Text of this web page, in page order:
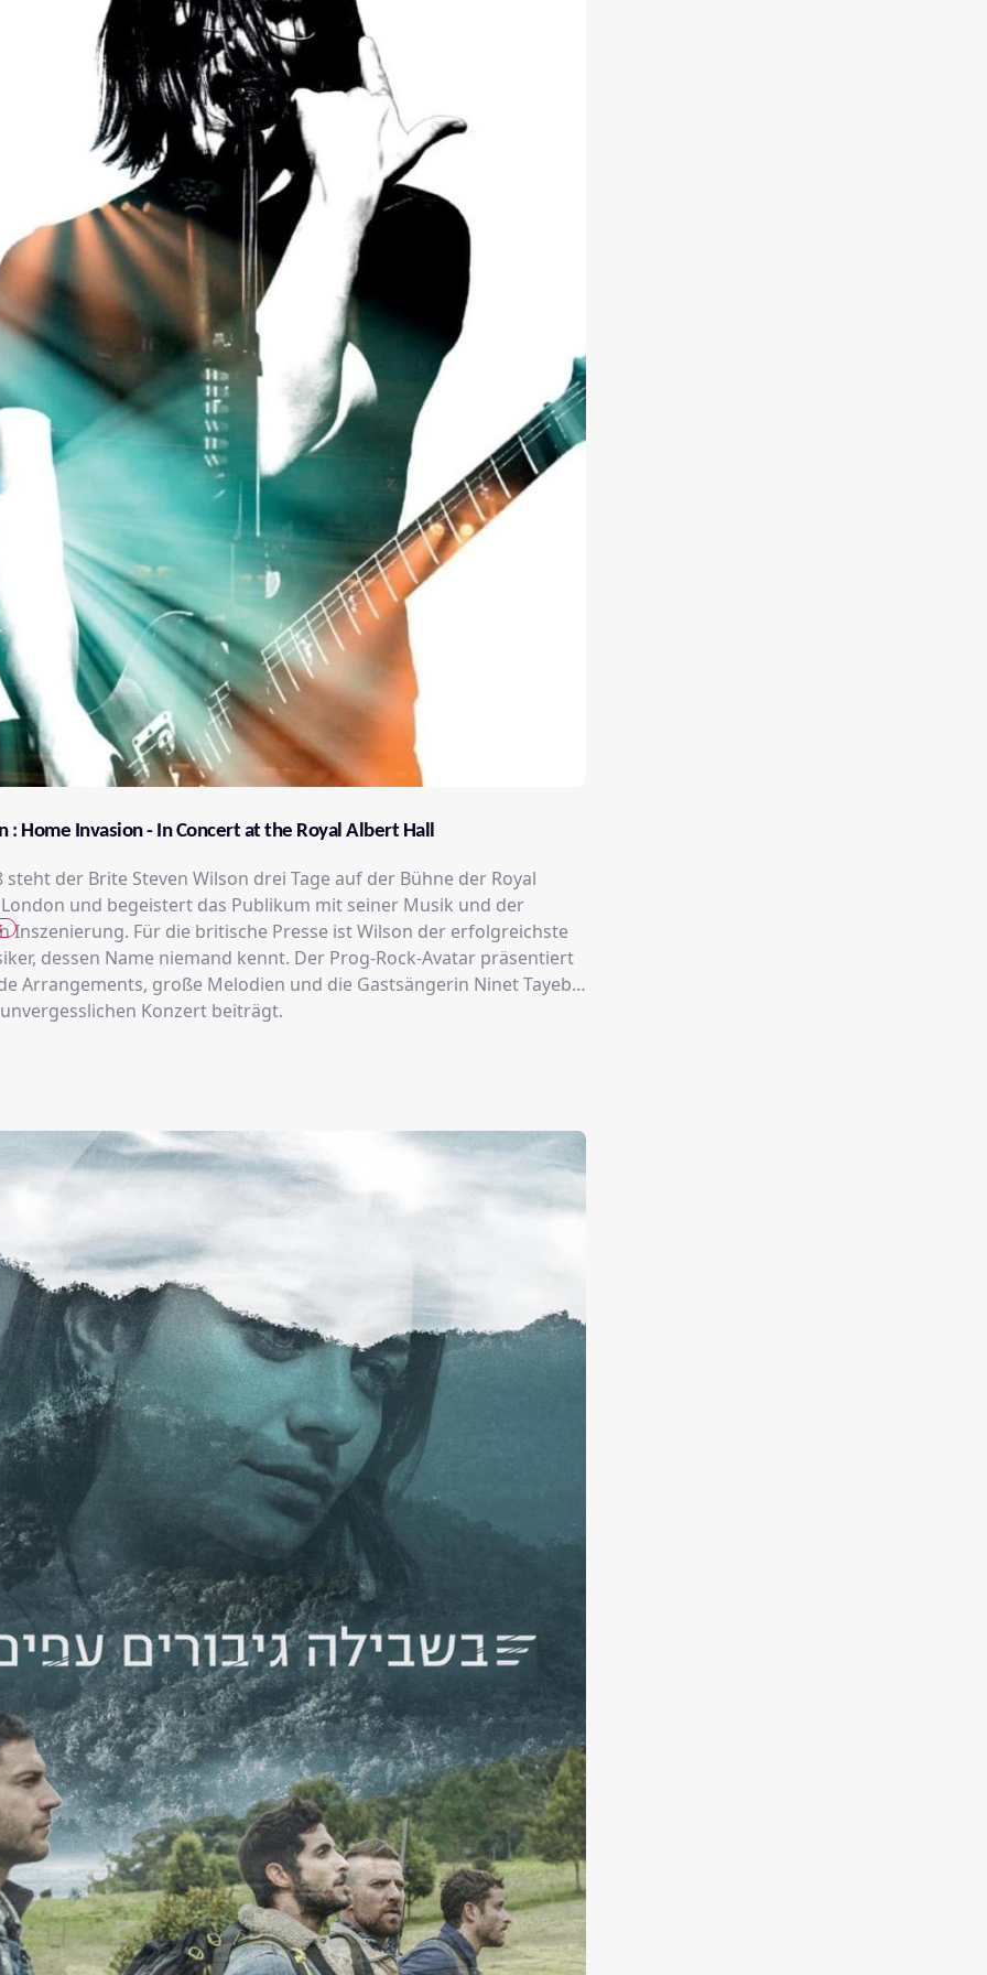
: Home Invasion - In Concert at the Royal Albert Hall
steht der Brite Steven Wilson drei Tage auf der Bühne der Royal
und begeistert das Publikum mit seiner Musik und der
Presse ist Wilson der erfolgreichste
dessen Name niemand kennt. Der Prog-Rock-Avatar präsentiert
Arrangements, große Melodien und die Gastsängerin Ninet Tayeb,
Konzert beiträgt.